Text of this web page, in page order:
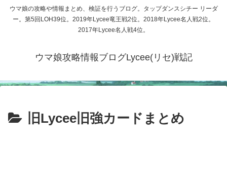
ウマ娘の攻略や情報まとめ、検証を行うブログ。タップダンスシチー リーダ
ー。第5回LOH39位。2019年Lycee竜王戦2位。2018年Lycee名人戦2位。
2017年Lycee名人戦4位。
ウマ娘攻略情報ブログLycee(リセ)戦記
旧Lycee旧強カードまとめ